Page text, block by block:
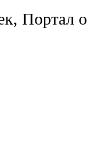
Портал